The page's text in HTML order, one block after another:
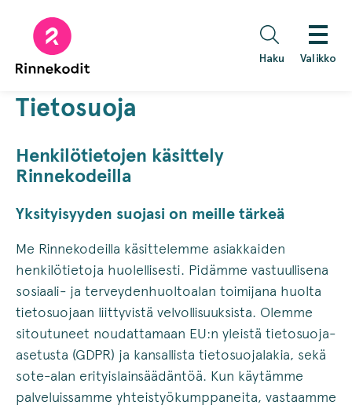
sisältöön
Haku Valikko
Tietosuoja
Henkilötietojen käsittely
Rinnekodeilla
Yksityisyyden suojasi on meille tärkeä
Me Rinnekodeilla käsittelemme asiakkaiden
henkilötietoja huolellisesti. Pidämme vastuullisena
sosiaali- ja terveydenhuoltoalan toimijana huolta
tietosuojaan liittyvistä velvollisuuksista. Olemme
sitoutuneet noudattamaan EU:n yleistä tietosuoja-
asetusta (GDPR) ja kansallista tietosuojalakia, sekä
sote-alan erityislainsäädäntöä. Kun käytämme
palveluissamme yhteistyökumppaneita, vastaamme